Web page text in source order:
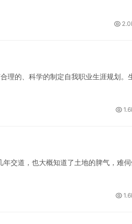
理的、科学的制定自我职业生涯规划。
交道，也大概知道了土地的脾气，难